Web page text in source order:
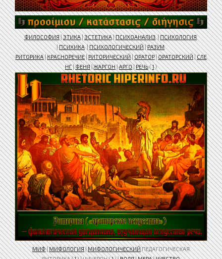
ФИЛОСОФИЯ|ЭТИКА|ЭСТЕТИКА|ПСИХОАНАЛИЗ|ПСИХОЛОГИЯ
|ПСИХИКА|ПСИХОЛОГИЧЕСКИЙ|РАЗУМ
РИТОРИКА|КРАСНОРЕЧИЕ|РИТОРИЧЕСКИЙ|ОРАТОР|ОРАТОРСКИЙ|СЛЕ
НГ|ФЕНЯ|ЖАРГОН|АРГО|РЕЧЬ(1)
МИФ|МИФОЛОГИЯ|МИФОЛОГИЧЕСКИЙПЕДАГОГИЧЕСКАЯ